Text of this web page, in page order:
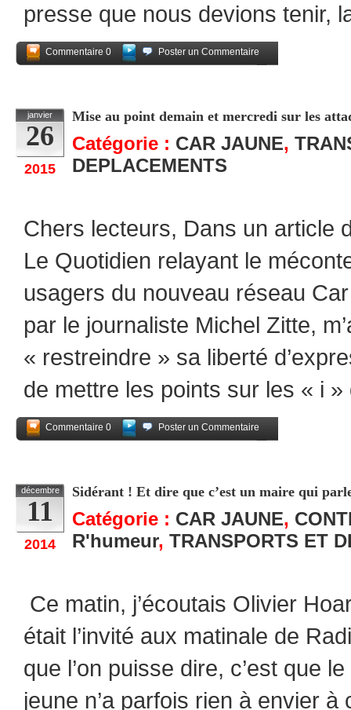
presse que nous devions tenir,
Commentaire 0
Poster un Commentaire
janvier
26
2015
Mise au point demain et mercredi sur les
Catégorie : CAR JAUNE,
DEPLACEMENTS
Chers lecteurs, Dans un article
Le Quotidien relayant le
usagers du nouveau réseau
par le journaliste Michel Zitte,
« restreindre » sa liberté
de mettre les points sur les « i
Commentaire 0
Poster un Commentaire
décembre
11
2014
Sidérant ! Et dire que c’est un maire qui
Catégorie : CAR JAUNE,
R'humeur, TRANSPORTS ET
Ce matin, j’écoutais Olivier
était l’invité aux matinale de
que l’on puisse dire, c’est que
jeune n’a parfois rien à envier